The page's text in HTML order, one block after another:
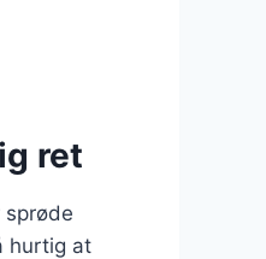
ret
hurtig at